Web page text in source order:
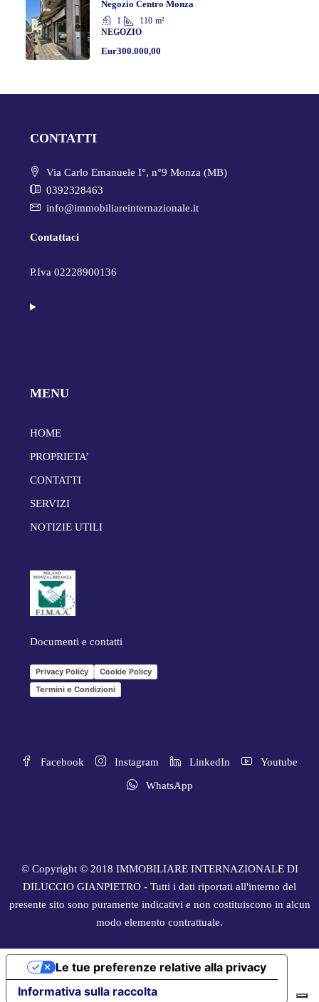
Negozio Centro Monza
1 110 m²
NEGOZIO
Eur300.000,00
CONTATTI
Via Carlo Emanuele I°, n°9 Monza (MB)
0392328463
info@immobiliareinternazionale.it
Contattaci
P.Iva 02228900136
MENU
HOME
PROPRIETA’
CONTATTI
SERVIZI
NOTIZIE UTILI
Documenti e contatti
Privacy Policy
Cookie Policy
Termini e Condizioni
Facebook Instagram LinkedIn Youtube
WhatsApp
© Copyright © 2018 IMMOBILIARE INTERNAZIONALE DI
DILUCCIO GIANPIETRO - Tutti i dati riportati all'interno del
presente sito sono puramente indicativi e non costituiscono in alcun
modo elemento contrattuale.
Informativa sulla raccolta
Le tue preferenze relative alla privacy